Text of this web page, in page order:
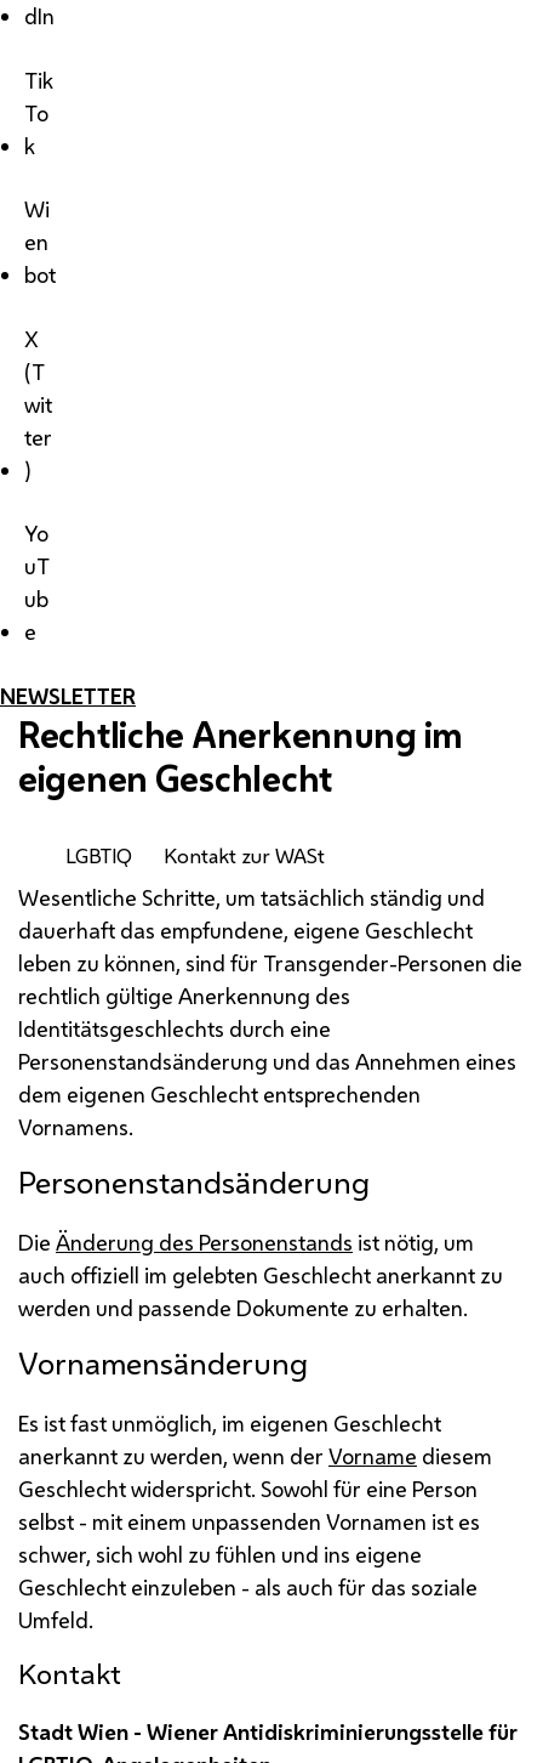
dIn
Tik
To
k
Wi
en
bot
X
(T
wit
ter
)
Yo
uT
ub
e
NEWSLETTER
Rechtliche Anerkennung im
eigenen Geschlecht
LGBTIQ Kontakt zur WASt
Wesentliche Schritte, um tatsächlich ständig und
dauerhaft das empfundene, eigene Geschlecht
leben zu können, sind für Transgender-Personen die
rechtlich gültige Anerkennung des
Identitätsgeschlechts durch eine
Personenstandsänderung und das Annehmen eines
dem eigenen Geschlecht entsprechenden
Vornamens.
Personenstandsänderung
Die Änderung des Personenstands ist nötig, um
auch offiziell im gelebten Geschlecht anerkannt zu
werden und passende Dokumente zu erhalten.
Vornamensänderung
Es ist fast unmöglich, im eigenen Geschlecht
anerkannt zu werden, wenn der Vorname diesem
Geschlecht widerspricht. Sowohl für eine Person
selbst - mit einem unpassenden Vornamen ist es
schwer, sich wohl zu fühlen und ins eigene
Geschlecht einzuleben - als auch für das soziale
Umfeld.
Kontakt
Stadt Wien - Wiener Antidiskriminierungsstelle für